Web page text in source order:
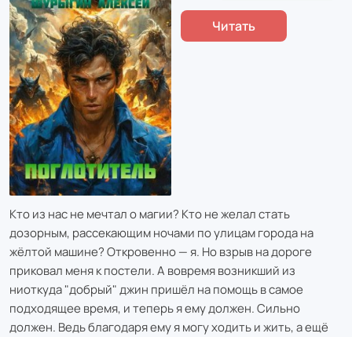
Читать
Кто из нас не мечтал о магии? Кто не желал стать
дозорным, рассекающим ночами по улицам города на
жёлтой машине? Откровенно — я. Но взрыв на дороге
приковал меня к постели. А вовремя возникший из
ниоткуда "добрый" джин пришёл на помощь в самое
подходящее время, и теперь я ему должен. Сильно
должен. Ведь благодаря ему я могу ходить и жить, а ещё